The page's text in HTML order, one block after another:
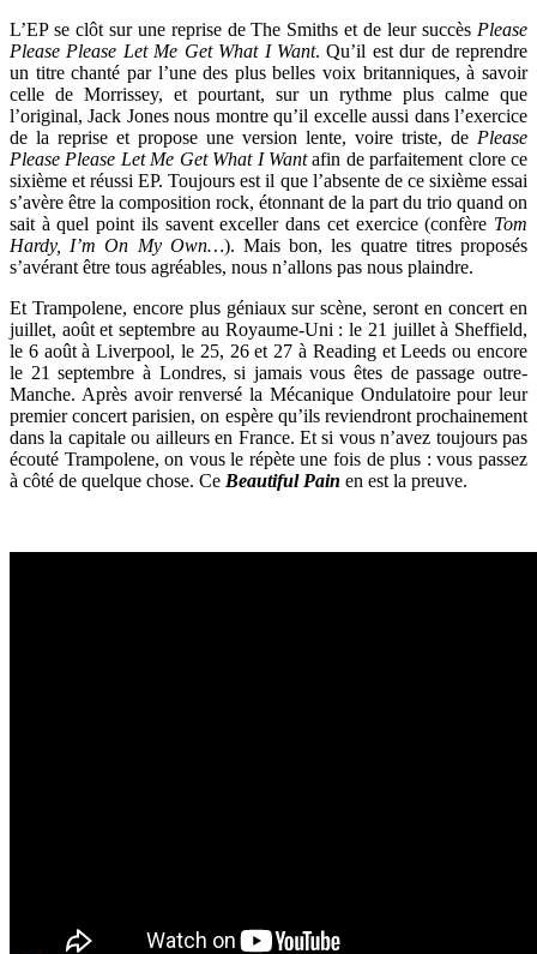
L’EP se clôt sur une reprise de The Smiths et de leur succès Please
Please Please Let Me Get What I Want. Qu’il est dur de reprendre
un titre chanté par l’une des plus belles voix britanniques, à savoir
celle de Morrissey, et pourtant, sur un rythme plus calme que
l’original, Jack Jones nous montre qu’il excelle aussi dans l’exercice
de la reprise et propose une version lente, voire triste, de Please
Please Please Let Me Get What I Wantafin de parfaitement clore ce
sixième et réussi EP. Toujours est il que l’absente de ce sixième essai
s’avère être la composition rock, étonnant de la part du trio quand on
sait à quel point ils savent exceller dans cet exercice (confère Tom
Hardy, I’m On My Own…). Mais bon, les quatre titres proposés
s’avérant être tous agréables, nous n’allons pas nous plaindre.
Et Trampolene, encore plus géniaux sur scène, seront en concert en
juillet, août et septembre au Royaume-Uni : le 21 juillet à Sheffield,
le 6 août à Liverpool, le 25, 26 et 27 à Reading et Leeds ou encore
le 21 septembre à Londres, si jamais vous êtes de passage outre-
Manche. Après avoir renversé la Mécanique Ondulatoire pour leur
premier concert parisien, on espère qu’ils reviendront prochainement
dans la capitale ou ailleurs en France. Et si vous n’avez toujours pas
écouté Trampolene, on vous le répète une fois de plus : vous passez
à côté de quelque chose. Ce Beautiful Pain en est la preuve.